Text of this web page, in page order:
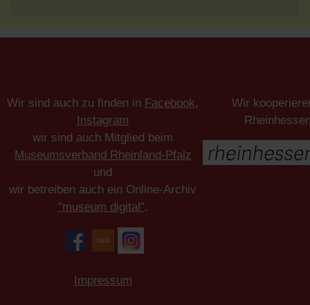
Wir sind auch zu finden in Facebook,
Instagram
wir sind auch Mitglied beim
Museumsverband Rheinland-Pfalz
und
wir betreiben auch ein Online-Archiv
"museum digital".
Impressum
Wir